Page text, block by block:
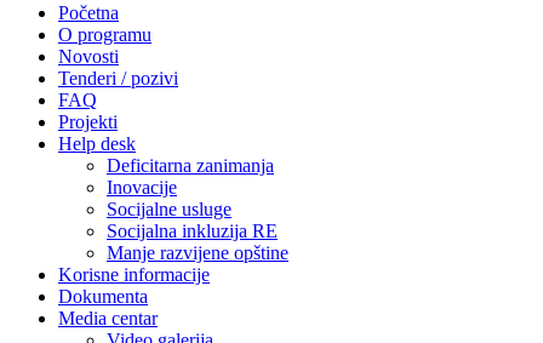
Početna
O programu
Novosti
Tenderi / pozivi
FAQ
Projekti
Help desk
Deficitarna zanimanja
Inovacije
Socijalne usluge
Socijalna inkluzija RE
Manje razvijene opštine
Korisne informacije
Dokumenta
Media centar